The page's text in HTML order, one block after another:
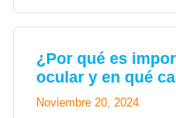
¿Por qué es
ocular y en qué
Noviembre 20, 2024